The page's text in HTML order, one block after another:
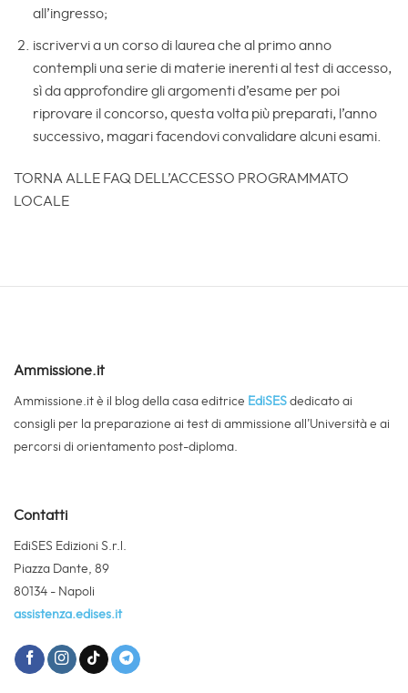
all’ingresso;
iscrivervi a un corso di laurea che al primo anno
contempli una serie di materie inerenti al test di accesso,
sì da approfondire gli argomenti d’esame per poi
riprovare il concorso, questa volta più preparati, l’anno
successivo, magari facendovi convalidare alcuni esami.
TORNA ALLE FAQ DELL’ACCESSO PROGRAMMATO
LOCALE
Ammissione.it
Ammissione.it è il blog della casa editrice EdiSES dedicato ai
consigli per la preparazione ai test di ammissione all’Università e ai
percorsi di orientamento post-diploma.
Contatti
EdiSES Edizioni S.r.l.
Piazza Dante, 89
80134 - Napoli
assistenza.edises.it